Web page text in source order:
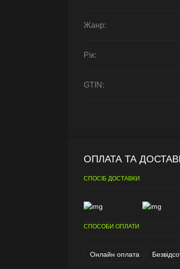
Жанр:
Рік:
GTIN:
ОПЛАТА ТА
СПОСІБ ДОСТАВКИ
СПОСОБИ ОПЛАТИ
Онлайн оплата